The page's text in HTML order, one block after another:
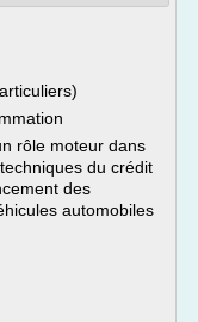
rôle moteur dans
du crédit
des
automobiles